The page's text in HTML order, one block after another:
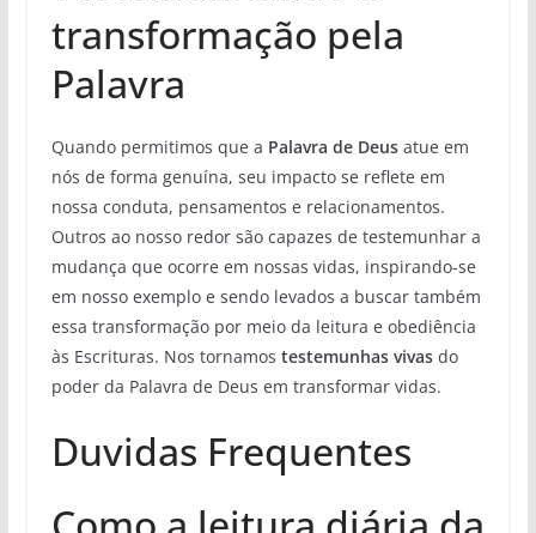
transformação pela
Palavra
Quando permitimos que a Palavra de Deusatue em
nós de forma genuína, seu impacto se reflete em
nossa conduta, pensamentos e relacionamentos.
Outros ao nosso redor são capazes de testemunhar a
mudança que ocorre em nossas vidas, inspirando-se
em nosso exemplo e sendo levados a buscar também
essa transformação por meio da leitura e obediência
às Escrituras. Nos tornamos testemunhas vivasdo
poder da Palavra de Deus em transformar vidas.
Duvidas Frequentes